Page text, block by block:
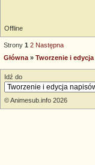
Offline
Strony 1 2 Następna
Główna » Tworzenie i
Idź do
© Animesub.info 2026